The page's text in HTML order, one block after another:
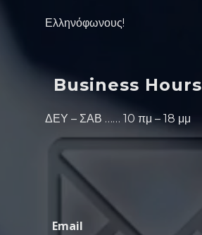
Ελληνόφωνους!
Business Hours
ΔΕΥ – ΣΑΒ …… 10 πμ – 18 μμ
Email